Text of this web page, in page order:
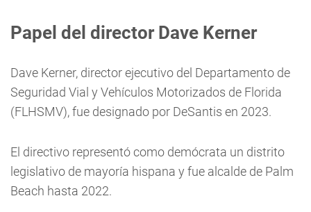
Papel del director Dave Kerner
Dave Kerner, director ejecutivo del Departamento de
Seguridad Vial y Vehículos Motorizados de Florida
(FLHSMV), fue designado por DeSantis en 2023.
El directivo representó como demócrata un distrito
legislativo de mayoría hispana y fue alcalde de Palm
Beach hasta 2022.